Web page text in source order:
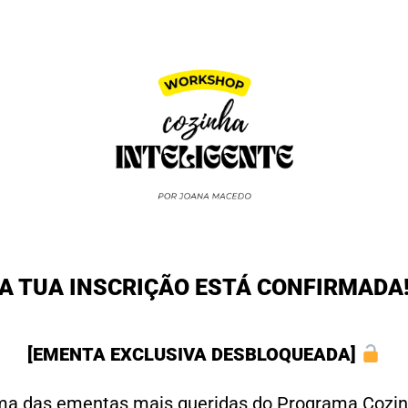
TUA INSCRIÇÃO ESTÁ CONFIRMADA!
[EMENTA EXCLUSIVA DESBLOQUEADA]
das ementas mais queridas do Programa